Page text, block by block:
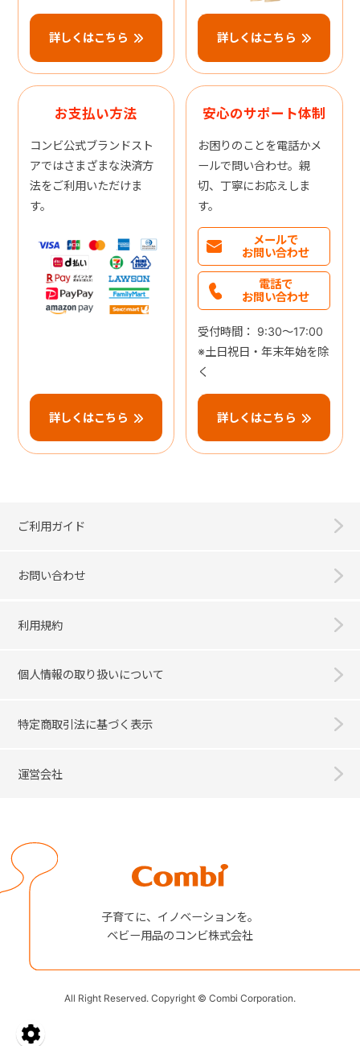
詳しくはこちら 詳しくはこちら
お支払い方法
コンビ公式ブランドスト
アではさまざまな決済方
法をご利用いただけま
す。
詳しくはこちら
安心のサポート体制
お困りのことを電話かメ
ールで問い合わせ。親
切、丁寧にお応えしま
す。
メールで
お問い合わせ
電話で
お問い合わせ
受付時間： 9:30～17:00
※土日祝日・年末年始を除
く
詳しくはこちら
ご利用ガイド
お問い合わせ
利用規約
個人情報の取り扱いについて
特定商取引法に基づく表示
運営会社
子育てに、イノベーションを。
ベビー用品のコンビ株式会社
All Right Reserved. Copyright © Combi Corporation.